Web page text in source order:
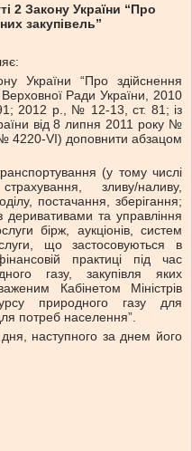
2 Закону України “Про
закупівель”
України “Про здійснення
Верховної Ради України, 2010
2012 р., № 12-13, ст. 81; із
від 8 липня 2011 року №
4220-VI) доповнити абзацом
(у тому числі
зливу/наливу,
постачання, зберігання;
деривативами та управління
бірж, аукціонів, систем
що застосовуються в
практиці під час
газу, закупівля яких
Кабінетом Міністрів
природного газу для
потреб населення”.
наступного за днем його
України